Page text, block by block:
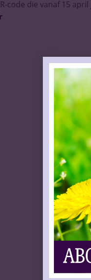
code die vanaf 15 april